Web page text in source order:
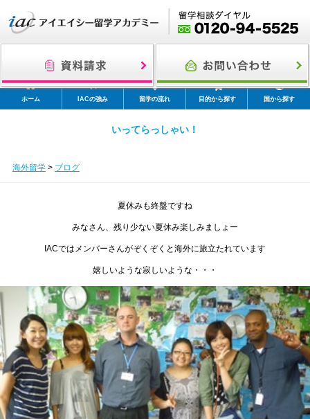
ホーム IACの強み 留学の流れ 目的から探す 国から探す
いってらっしゃい！
海外留学> ブログ
夏休みも終盤ですね
みなさん、残り少ない夏休み楽しみましょー
IACではメンバーさんがぞくぞくと海外に旅立たれています
嬉しいような寂しいような・・・